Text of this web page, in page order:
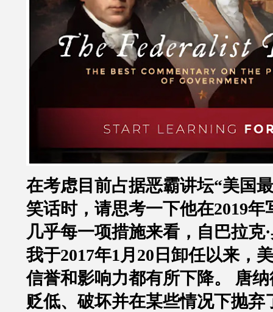
在考虑目前占据恶霸讲坛“美国
笑话时，请思考一下他在2019年
几乎每一项措施来看，自巴拉克
我于2017年1月20日卸任以来，
信誉和影响力都有所下降。 唐纳
贬低、破坏并在某些情况下抛弃